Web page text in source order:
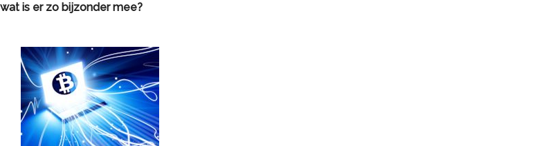
is er zo bijzonder mee?